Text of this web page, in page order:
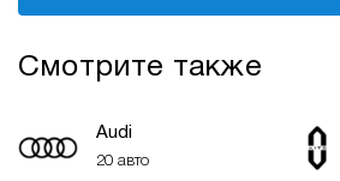
Смотрите также
Audi
20 авто